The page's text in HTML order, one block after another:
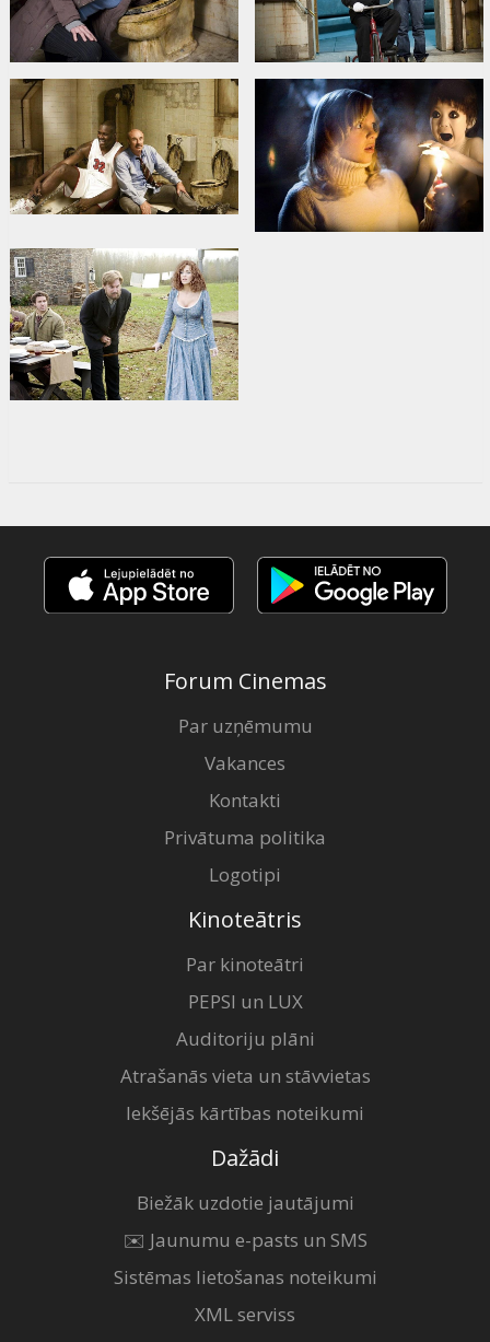
Forum Cinemas
Par uzņēmumu
Vakances
Kontakti
Privātuma politika
Logotipi
Kinoteātris
Par kinoteātri
PEPSI un LUX
Auditoriju plāni
Atrašanās vieta un stāvvietas
Iekšējās kārtības noteikumi
Dažādi
Biežāk uzdotie jautājumi
✉️ Jaunumu e-pasts un SMS
Sistēmas lietošanas noteikumi
XML serviss